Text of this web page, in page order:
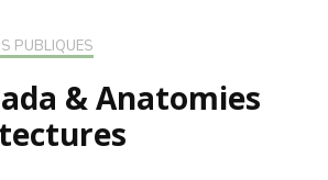
PUBLIQUES
& Anatomies